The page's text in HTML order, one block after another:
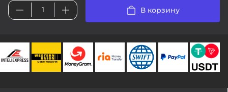
В корзину